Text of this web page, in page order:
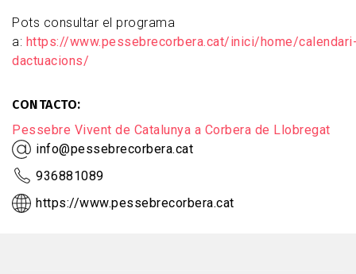
Pots consultar el programa
a: https://www.pessebrecorbera.cat/inici/home/
dactuacions/
CONTACTO
Pessebre Vivent de Catalunya a Corbera de Llobregat
info@pessebrecorbera.cat
936881089
https://www.pessebrecorbera.cat